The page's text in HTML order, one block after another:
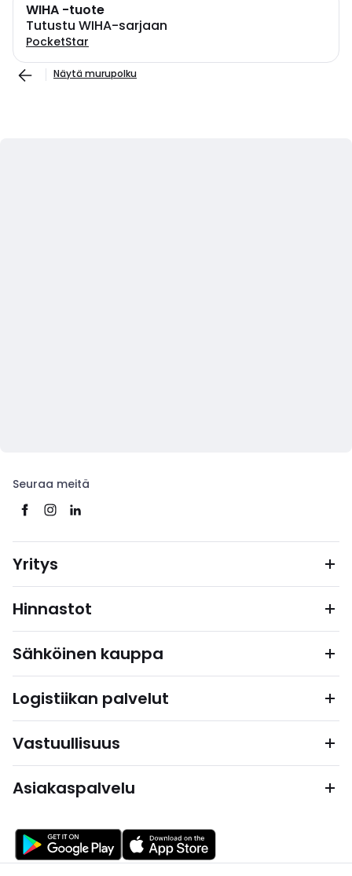
WIHA -tuote
Tutustu WIHA-sarjaan
PocketStar
Näytä murupolku
Seuraa meitä
Yritys
Hinnastot
Sähköinen kauppa
Logistiikan palvelut
Vastuullisuus
Asiakaspalvelu